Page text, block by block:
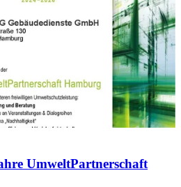
UmweltPartnerschaft